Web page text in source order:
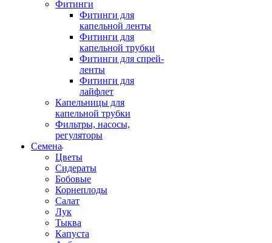
Фитинги
Фитинги для
капельной ленты
Фитинги для
капельной трубки
Фитинги для спрей-
ленты
Фитинги для
лайфлет
Капельницы для
капельной трубки
Фильтры, насосы,
регуляторы
Семена
Цветы
Сидераты
Бобовые
Корнеплоды
Салат
Лук
Тыква
Капуста